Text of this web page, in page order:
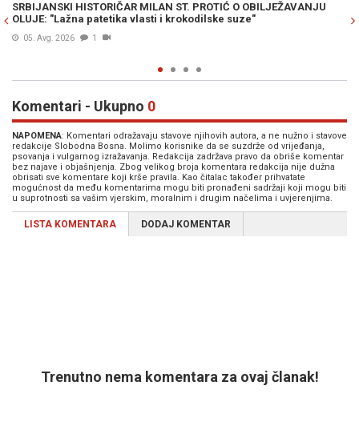
SRBIJA NA NOGAMA NAKON ISTORIJSKE LEKCIJE MILANA
PROTIĆA: "Zločin u Srebrenici je apsolutno NEOPROSTIV,
Komentari - Ukupno 0
NAPOMENA: Komentari odražavaju stavove njihovih autora, a ne nužno i stavove
redakcije Slobodna Bosna. Molimo korisnike da se suzdrže od vrijeđanja,
psovanja i vulgarnog izražavanja. Redakcija zadržava pravo da obriše komentar
bez najave i objašnjenja. Zbog velikog broja komentara redakcija nije dužna
obrisati sve komentare koji krše pravila. Kao čitalac također prihvatate
mogućnost da među komentarima mogu biti pronađeni sadržaji koji mogu biti
u suprotnosti sa vašim vjerskim, moralnim i drugim načelima i uvjerenjima.
LISTA KOMENTARA DODAJ KOMENTAR
Trenutno nema komentara za ovaj članak!